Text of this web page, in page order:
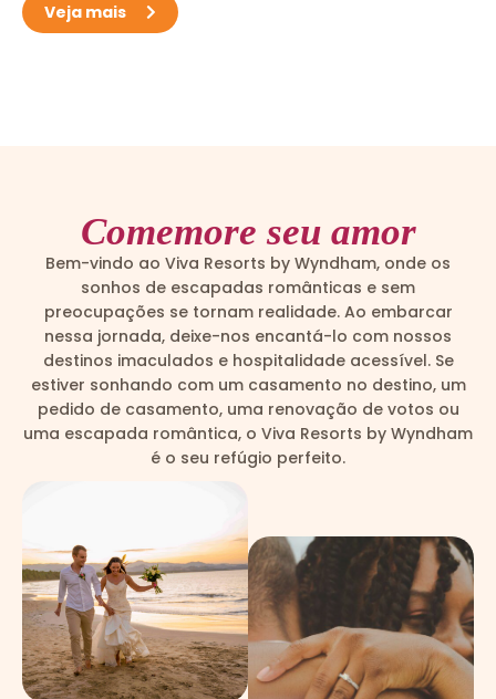
Veja mais
Comemore seu amor
Bem-vindo ao Viva Resorts by Wyndham, onde os
sonhos de escapadas românticas e sem
preocupações se tornam realidade. Ao embarcar
nessa jornada, deixe-nos encantá-lo com nossos
destinos imaculados e hospitalidade acessível. Se
estiver sonhando com um casamento no destino, um
pedido de casamento, uma renovação de votos ou
uma escapada romântica, o Viva Resorts by Wyndham
é o seu refúgio perfeito.